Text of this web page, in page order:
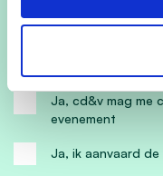
Ja, cd&v mag me
evenement
Ja, ik aanvaard